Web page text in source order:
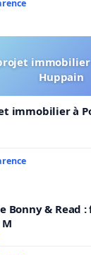
immobilier
Huppain
immobilier à
Bonny & Read